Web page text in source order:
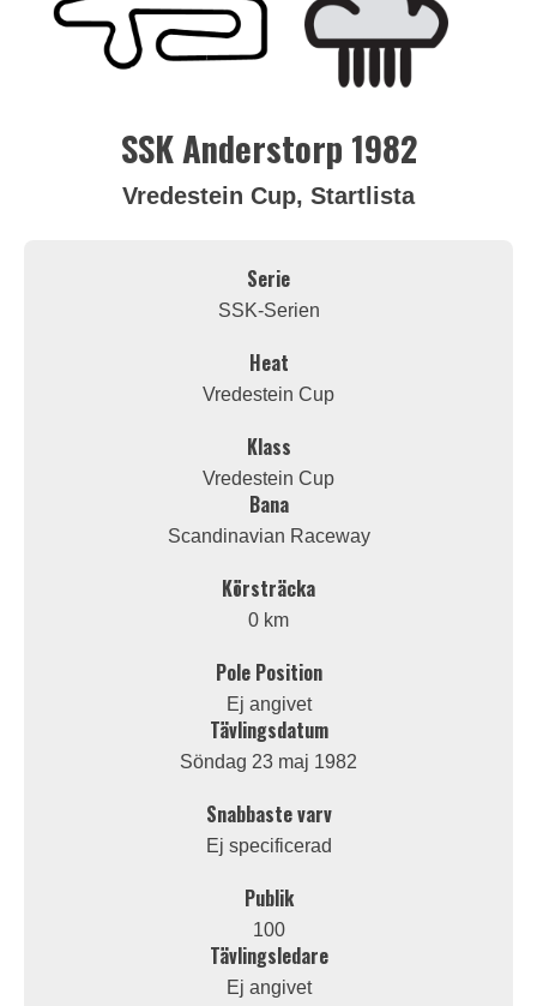
SSK Anderstorp 1982
Vredestein Cup, Startlista
Serie
SSK-Serien
Heat
Vredestein Cup
Klass
Vredestein Cup
Bana
Scandinavian Raceway
Körsträcka
0 km
Pole Position
Ej angivet
Tävlingsdatum
Söndag 23 maj 1982
Snabbaste varv
Ej specificerad
Publik
100
Tävlingsledare
Ej angivet